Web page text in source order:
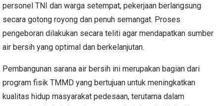
personel TNI dan warga setempat, pekerjaan berlangsung
secara gotong royong dan penuh semangat. Proses
pengeboran dilakukan secara teliti agar mendapatkan sumber
air bersih yang optimal dan berkelanjutan.
Pembangunan sarana air bersih ini merupakan bagian dari
program fisik TMMD yang bertujuan untuk meningkatkan
kualitas hidup masyarakat pedesaan, terutama dalam